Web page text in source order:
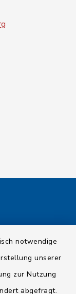
notwendige
unserer
zur Nutzung
abgefragt.